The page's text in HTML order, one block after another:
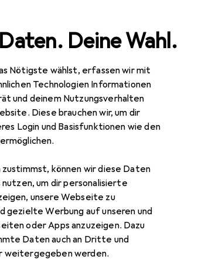
Deine Wahl.
Nötigste wählst, erfassen wir mit
Technologien Informationen
und deinem Nutzungsverhalten
Diese brauchen wir, um dir
Login und Basisfunktionen wie den
zustimmst, können wir diese Daten
nutzen, um dir personalisierte
unsere Webseite zu
gezielte Werbung auf unseren und
oder Apps anzuzeigen. Dazu
Daten auch an Dritte und
weitergegeben werden.
Smartphones + Tablets Smartphone Zubehör